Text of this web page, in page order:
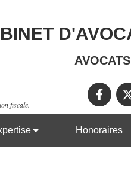
fiscale.
Honoraires